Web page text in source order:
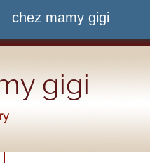
chez mamy gigi
gigi